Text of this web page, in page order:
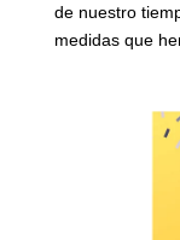
de nuestro
medidas que